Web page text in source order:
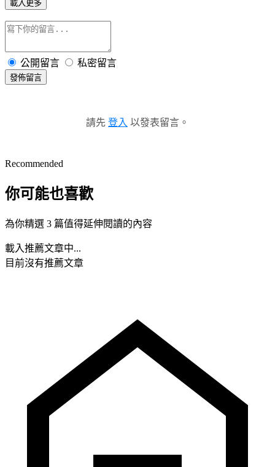
載入更多
公開留言 私密留言
發佈留言
請先 登入 以發表留言。
Recommended
你可能也喜歡
為你精選 3 篇值得延伸閱讀的內容
載入推薦文章中...
目前沒有推薦文章